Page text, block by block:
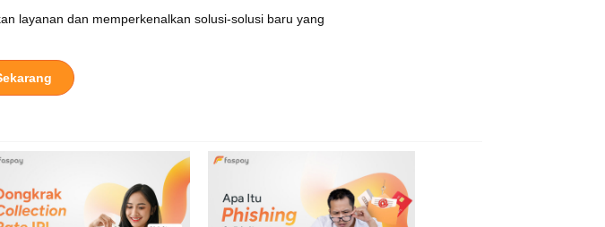
layanan dan memperkenalkan solusi-solusi baru yang